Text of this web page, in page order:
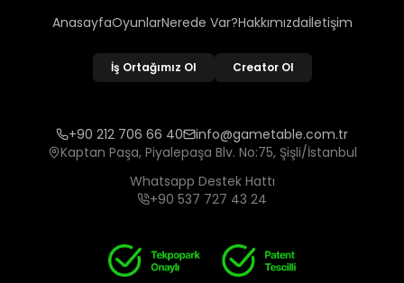
AnasayfaOyunlarNerede Var?Hakkımızdaİletişim
İş Ortağımız Ol Creator Ol
+90 212 706 66 40
info@gametable.com.tr
Kaptan Paşa, Piyalepaşa Blv. No:75, Şişli/İstanbul
Whatsapp Destek Hattı
+90 537 727 43 24